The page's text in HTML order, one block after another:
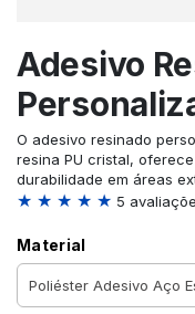
Adesivo
O adesivo resinado
resina PU cristal,
durabilidade em áreas
★ ★ ★ ★ ★ 5
Material